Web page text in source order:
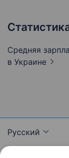
Средняя
в Украине
Русский